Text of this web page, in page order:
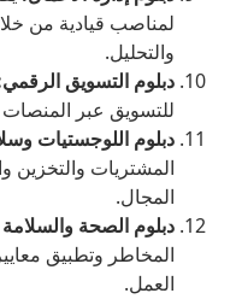
لمناصب قيادية من
والتحليل.
دبلوم التسويق
للتسويق عبر
دبلوم اللوجستيات
المشتريات
المجال.
دبلوم الصحة والسلامة
المخاطر وتطبيق
العمل.